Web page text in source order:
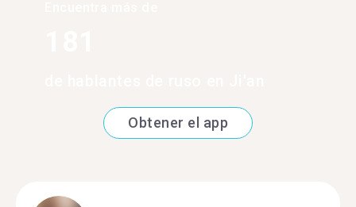
Obtener el app